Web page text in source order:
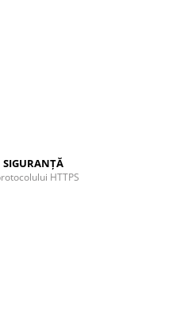
SIGURANȚĂ
HTTPS